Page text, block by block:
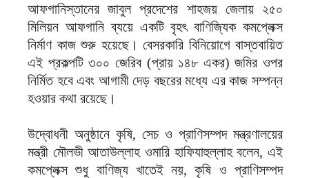
আফগানিস্তানের জাবুল প্রদেশের শাহজয় জেলায় ২৫০
মিলিয়ন আফগানি ব্যয়ে একটি বৃহৎ বাণিজ্যিক কমপ্লেক্স
নির্মাণ কাজ শুরু হয়েছে। বেসরকারি বিনিয়োগে বাস্তবায়িত
এই প্রকল্পটি ৩০০ জেরিব (প্রায় ১৪৮ একর) জমির ওপর
নির্মিত হবে এবং আগামী দেড় বছরের মধ্যে এর কাজ সম্পন্ন
হওয়ার কথা রয়েছে।
উদ্বোধনী অনুষ্ঠানে কৃষি, সেচ ও প্রাণিসম্পদ মন্ত্রণালয়ের
মন্ত্রী মৌলভী আতাউল্লাহ ওমারি হাফিযাহুল্লাহ বলেন, এই
কমপ্লেক্স শুধু বাণিজ্য খাতেই নয়, কৃষি ও প্রাণিসম্পদ